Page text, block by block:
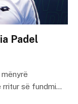
Padel
rritur së fundmi…